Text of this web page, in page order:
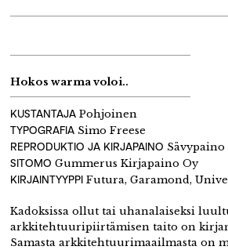
Hokos warma voloi..
KUSTANTAJA Pohjoinen
TYPOGRAFIA Simo Freese
REPRODUKTIO JA KIRJAPAINO Sävypaino
SITOMO Gummerus Kirjapaino Oy
KIRJAINTYYPPI Futura, Garamond,
Kadoksissa ollut tai uhanalaiseksi
arkkitehtuuripiirtämisen taito on
Samasta arkkitehtuurimaailmasta on